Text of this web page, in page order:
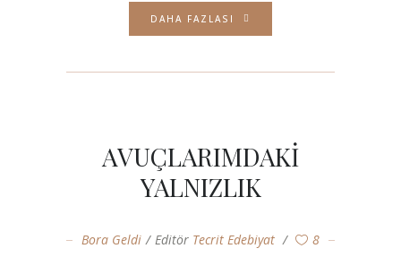
DAHA FAZLASI
AVUÇLARIMDAKİ
YALNIZLIK
Bora Geldi Editör Tecrit Edebiyat 8